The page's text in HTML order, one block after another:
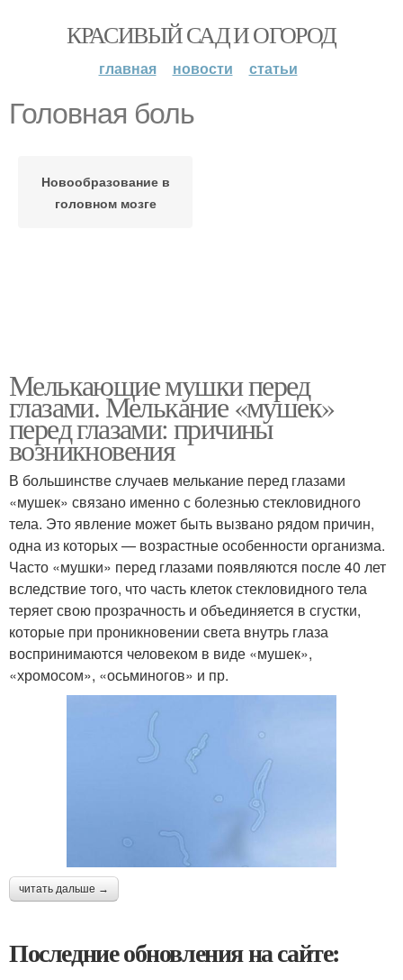
КРАСИВЫЙ САД И ОГОРОД
главная новости статьи
Головная боль
Новообразование в
головном мозге
Мелькающие мушки перед
глазами. Мелькание «мушек»
перед глазами: причины
возникновения
В большинстве случаев мелькание перед глазами
«мушек» связано именно с болезнью стекловидного
тела. Это явление может быть вызвано рядом причин,
одна из которых — возрастные особенности организма.
Часто «мушки» перед глазами появляются после 40 лет
вследствие того, что часть клеток стекловидного тела
теряет свою прозрачность и объединяется в сгустки,
которые при проникновении света внутрь глаза
воспринимаются человеком в виде «мушек»,
«хромосом», «осьминогов» и пр.
читать дальше →
Последние обновления на сайте: